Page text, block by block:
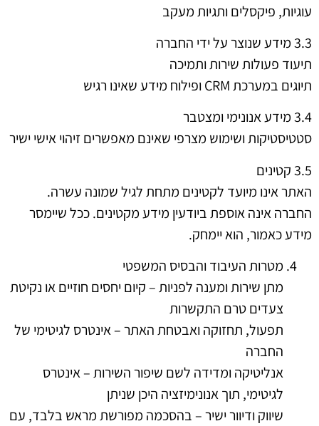
עוגיות, פיקסלים ותגיות מעקב
3.3 מידע שנוצר על ידי החברה
תיעוד פעולות שירות ותמיכה
תיוגים במערכת CRM ופילוח מידע שאינו רגיש
3.4 מידע אנונימי ומצטבר
סטטיסטיקות ושימוש מצרפי שאינם מאפשרים זיהוי אישי ישיר
3.5 קטינים
האתר אינו מיועד לקטינים מתחת לגיל שמונה עשרה.
החברה אינה אוספת ביודעין מידע מקטינים. ככל שיימסר
מידע כאמור, הוא יימחק.
מטרות העיבוד והבסיס המשפטי
מתן שירות ומענה לפניות – קיום יחסים חוזיים או נקיטת
צעדים טרם התקשרות
תפעול, תחזוקה ואבטחת האתר – אינטרס לגיטימי של
החברה
אנליטיקה ומדידה לשם שיפור השירות – אינטרס
לגיטימי, תוך אנונימיזציה היכן שניתן
שיווק ודיוור ישיר – בהסכמה מפורשת מראש בלבד, עם